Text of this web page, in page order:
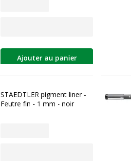
Ajouter au panier
STAEDTLER pigment liner -
Feutre fin - 1 mm - noir